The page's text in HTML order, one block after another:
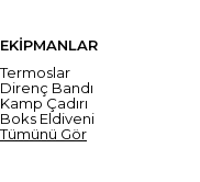
EKİPMANLAR
Termoslar
Direnç Bandı
Kamp Çadırı
Boks Eldiveni
Tümünü Gör